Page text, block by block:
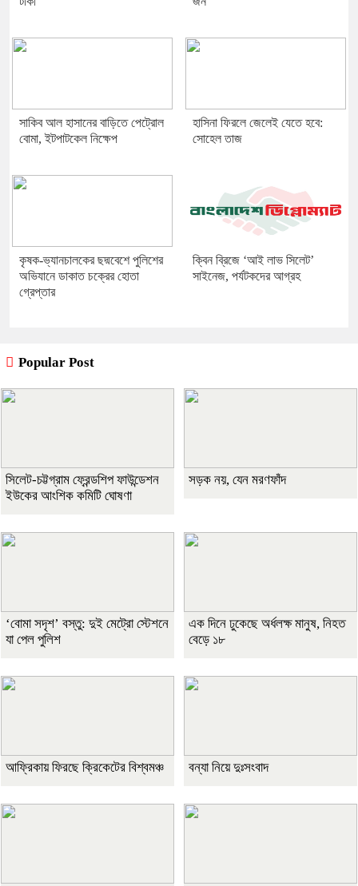
সাকিব আল হাসানের বাড়িতে পেট্রোল
বোমা, ইটপাটকেল নিক্ষেপ
হাসিনা ফিরলে জেলেই যেতে হবে:
সোহেল তাজ
কৃষক-ভ্যানচালকের ছদ্মবেশে পুলিশের
অভিযানে ডাকাত চক্রের হোতা
গ্রেপ্তার
ক্বিন ব্রিজে ‘আই লাভ সিলেট’
সাইনেজ, পর্যটকদের আগ্রহ
Popular Post
সিলেট-চট্টগ্রাম ফ্রেন্ডশিপ ফাউন্ডেশন
ইউকের আংশিক কমিটি ঘোষণা
সড়ক নয়, যেন মরণফাঁদ
‘বোমা সদৃশ’ বস্তু: দুই মেট্রো স্টেশনে
যা পেল পুলিশ
এক দিনে ঢুকেছে অর্ধলক্ষ মানুষ, নিহত
বেড়ে ১৮
আফ্রিকায় ফিরছে ক্রিকেটের বিশ্বমঞ্চ বন্যা নিয়ে দুঃসংবাদ